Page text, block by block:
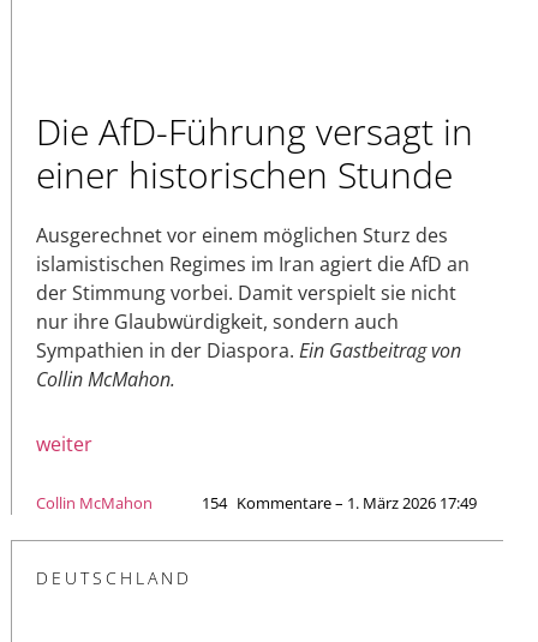
Die AfD-Führung versagt in
einer historischen Stunde
Ausgerechnet vor einem möglichen Sturz des
islamistischen Regimes im Iran agiert die AfD an
der Stimmung vorbei. Damit verspielt sie nicht
nur ihre Glaubwürdigkeit, sondern auch
Sympathien in der Diaspora. Ein Gastbeitrag von
Collin McMahon.
weiter
Collin McMahon 154 Kommentare – 1. März 2026 17:49
DEUTSCHLAND